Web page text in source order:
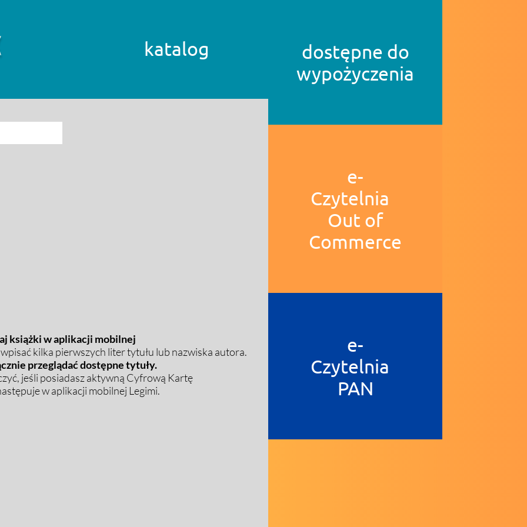
katalog
książki w aplikacji mobilnej
kilka pierwszych liter tytułu lub nazwiska autora.
przeglądać dostępne tytuły.
jeśli posiadasz aktywną Cyfrową Kartę
w aplikacji mobilnej Legimi.
dostępne do
wypożyczenia
e-
Czytelnia
Out of
Commerce
e-
Czytelnia
PAN